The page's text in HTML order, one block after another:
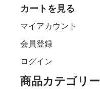
カートを見る
マイアカウント
会員登録
ログイン
商品カテゴリー